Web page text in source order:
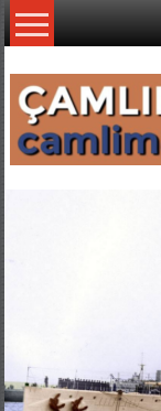
İçeriğe
geç